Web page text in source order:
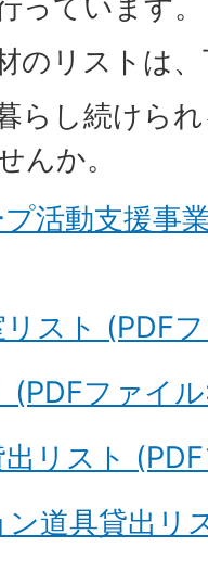
のリストは
らし続けら
んか。
活動支援事
スト (PDF
(PDFファイ
リスト
道具貸出リ